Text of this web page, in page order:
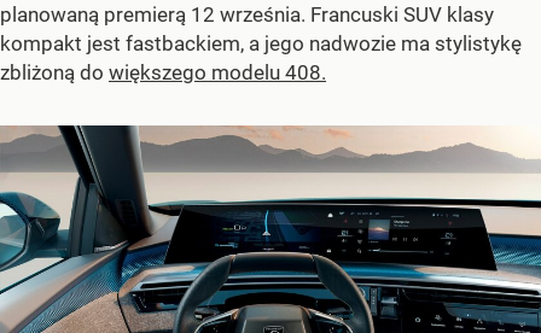
planowaną premierą 12 września. Francuski SUV klasy
kompakt jest fastbackiem, a jego nadwozie ma stylistykę
zbliżoną do większego modelu 408.